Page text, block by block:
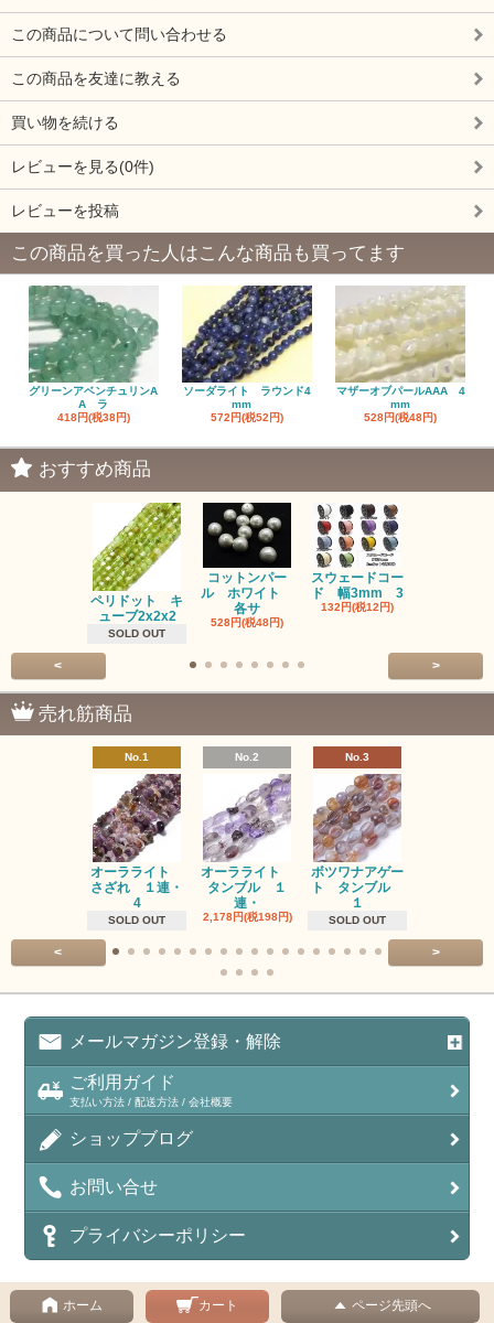
この商品について問い合わせる
この商品を友達に教える
買い物を続ける
レビューを見る(0件)
レビューを投稿
この商品を買った人はこんな商品も買ってます
グリーンアベンチュリンA
A ラ
418円(税38円)
ソーダライト ラウンド4
mm
572円(税52円)
マザーオブパールAAA 4
mm
528円(税48円)
おすすめ商品
ペリドット キ
ューブ2x2x2
SOLD OUT
コットンパー
ル ホワイト
各サ
528円(税48円)
スウェードコー
ド 幅3mm 3
132円(税12円)
< >
売れ筋商品
No.1
オーラライト
さざれ １連・
4
SOLD OUT
No.2
オーラライト
タンブル １
連・
2,178円(税198円)
No.3
ボツワナアゲー
ト タンブル
１
SOLD OUT
< >
メールマガジン登録・解除
ご利用ガイド
支払い方法 / 配送方法 / 会社概要
ショップブログ
お問い合せ
プライバシーポリシー
ホーム カート ページ先頭へ